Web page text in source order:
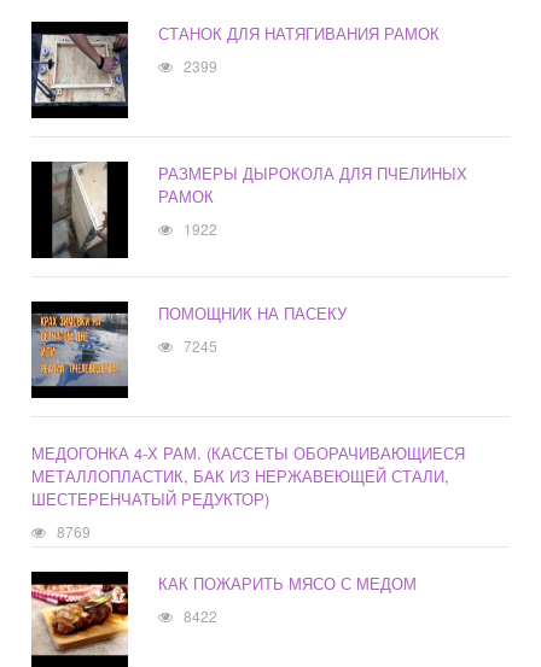
СТАНОК ДЛЯ НАТЯГИВАНИЯ РАМОК
2399
РАЗМЕРЫ ДЫРОКОЛА ДЛЯ ПЧЕЛИНЫХ
РАМОК
1922
ПОМОЩНИК НА ПАСЕКУ
7245
МЕДОГОНКА 4-Х РАМ. (КАССЕТЫ ОБОРАЧИВАЮЩИЕСЯ
МЕТАЛЛОПЛАСТИК, БАК ИЗ НЕРЖАВЕЮЩЕЙ СТАЛИ,
ШЕСТЕРЕНЧАТЫЙ РЕДУКТОР)
8769
КАК ПОЖАРИТЬ МЯСО С МЕДОМ
8422